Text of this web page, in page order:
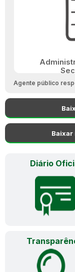
Agente público
Baixar
Diário